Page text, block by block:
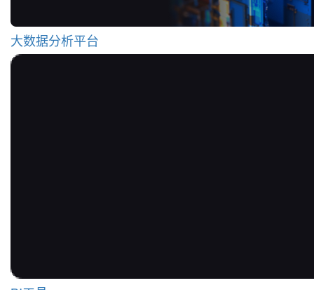
大数据分析平台